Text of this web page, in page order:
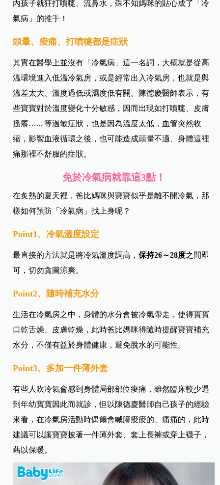
內孩子就狂打噴嚏、流鼻水，殊不知媽咪的貼心成了「冷
氣病」的推手！
頭暈、痠痛、打噴嚏都是症狀
其實在醫學上並沒有「冷氣病」這一名詞，大概就是從高
溫環境進入低溫冷氣房，或是經常出入冷氣房，也就是與
溫差太大、溫度過低或濕度低有關。陳德慶醫師表示，有
些寶寶對於溫度變化十分敏感，因而出現如打噴嚏、皮膚
搔癢…... 等過敏症狀，也是因為溫度太低，血管突然收
縮，影響血液循環之後，也可能造成頭暈不適、身體這裡
痛那裡不舒服的症狀。
免於冷氣病就靠這3點！
在炙熱的夏天裡，爸比媽咪與寶寶似乎是離不開冷氣，那
樣如何預防「冷氣病」找上身呢？
Point1、冷氣溫度設定
最直接的方法就是將冷氣溫度調高，保持26～28度之間即
可，切勿貪圖涼爽。
Point2、隨時補充水分
生活在冷氣房之中，身體的水分會被冷氣帶走，使得寶寶
口乾舌燥、皮膚乾燥，此時爸比媽咪得隨時提醒寶寶補充
水分，不僅有益於身體健康，避免脫水的可能性。
Point3、多加一件薄外套
有些人吹冷氣會感到身體局部部位痠痛，雖然臨床較少遇
到年幼寶寶因此而就診，但以陳德慶醫師自己孩子的經驗
來看，在冷氣房活動時偶爾會喊腳痠痠的、痛痛的，此時
建議可以讓寶寶披著一件薄外套、套上長褲或穿上襪子，
藉以保暖。